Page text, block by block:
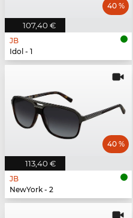
107,40 €
40 %
JB
Idol - 1
113,40 €
40 %
JB
NewYork - 2